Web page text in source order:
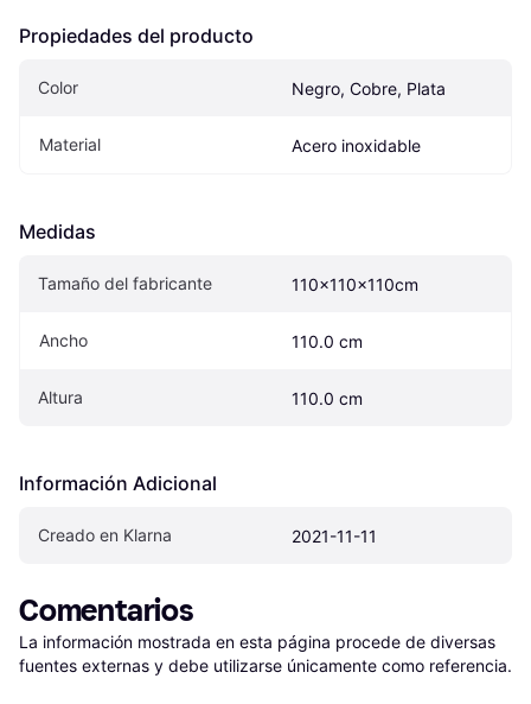
Propiedades del producto
Color Negro, Cobre, Plata
Material Acero inoxidable
Medidas
Tamaño del fabricante 110x110x110cm
Ancho 110.0 cm
Altura 110.0 cm
Información Adicional
Creado en Klarna 2021-11-11
Comentarios
La información mostrada en esta página procede de diversas
fuentes externas y debe utilizarse únicamente como referencia.